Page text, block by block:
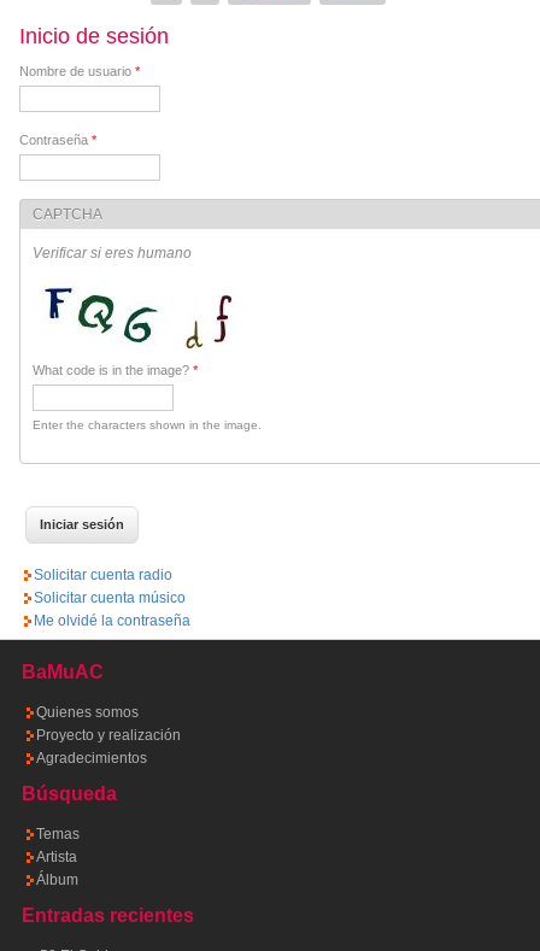
Inicio de sesión
Nombre de usuario *
Contraseña *
CAPTCHA
Verificar si eres humano
What code is in the image? *
Enter the characters shown in the image.
Solicitar cuenta radio
Solicitar cuenta músico
Me olvidé la contraseña
BaMuAC
Quienes somos
Proyecto y realización
Agradecimientos
Búsqueda
Temas
Artista
Álbum
Entradas recientes